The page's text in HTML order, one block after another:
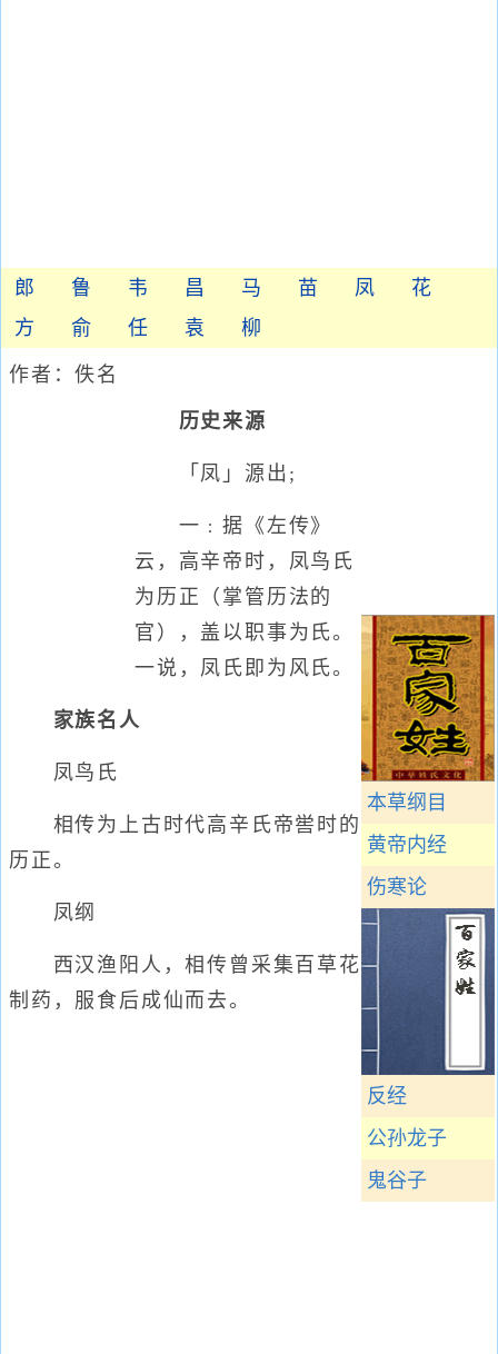
郎 鲁 韦 昌 马 苗 凤
花
方
俞 任 袁 柳
本草纲目
黄帝内经
伤寒论
反经
公孙龙子
鬼谷子
作者：佚名
历史来源
「凤」源出;
一﹕据《左传》
云，高辛帝时，凤鸟氏
为历正（掌管历法的
官），盖以职事为氏。
一说，凤氏即为风氏。
家族名人
凤鸟氏
相传为上古时代高辛氏帝喾时的
历正。
凤纲
西汉渔阳人，相传曾采集百草花
制药，服食后成仙而去。